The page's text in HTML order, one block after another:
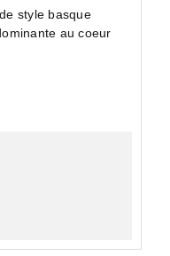
style basque
au coeur